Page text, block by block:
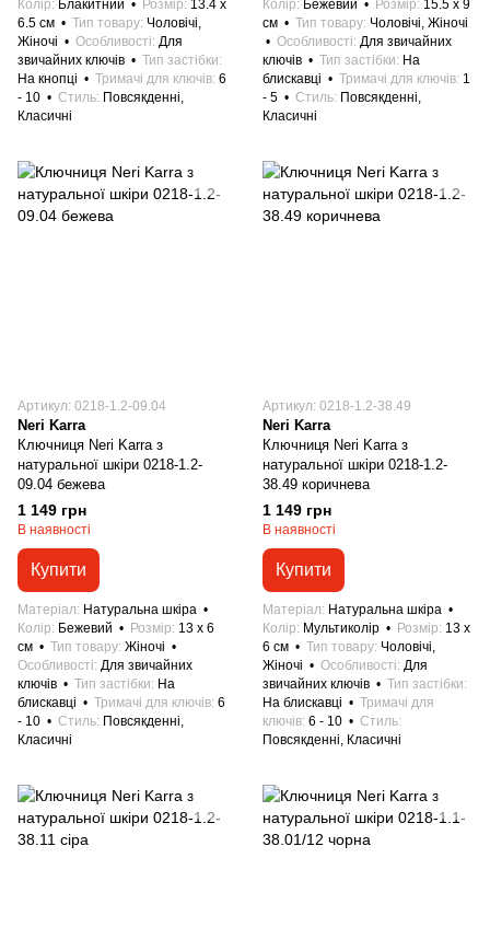
Колір
Блакитний Розмір 13.4 x
6.5 см
Тип товару Чоловічі,
Жіночі
Особливості Для
звичайних ключів
Тип застібки
На кнопці
Тримачі для ключів 6
- 10
Стиль Повсякденні,
Класичні
Колір
Бежевий Розмір 15.5 x 9
см
Тип товару Чоловічі, Жіночі
Особливості Для звичайних
ключів
Тип застібки
На
блискавці
Тримачі для ключів 1
- 5
Стиль Повсякденні,
Класичні
Артикул: 0218-1.2-09.04
Neri Karra
Ключниця Neri Karra з
натуральної шкіри 0218-1.2-
09.04 бежева
1 149 грн
В наявності
Купити
Матеріал
Натуральна шкіра
Колір
Бежевий Розмір 13 x 6
см
Тип товару Жіночі
Особливості Для звичайних
ключів
Тип застібки
На
блискавці
Тримачі для ключів 6
- 10
Стиль Повсякденні,
Класичні
Артикул: 0218-1.2-38.49
Neri Karra
Ключниця Neri Karra з
натуральної шкіри 0218-1.2-
38.49 коричнева
1 149 грн
В наявності
Купити
Матеріал
Натуральна шкіра
Колір
Мультиколір Розмір 13 x
6 см
Тип товару Чоловічі,
Жіночі
Особливості Для
звичайних ключів
Тип застібки
На блискавці
Тримачі для
ключів 6 - 10
Стиль
Повсякденні, Класичні